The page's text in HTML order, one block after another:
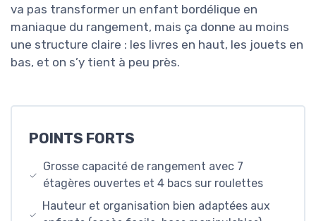
va pas transformer un enfant bordélique en
maniaque du rangement, mais ça donne au moins
une structure claire : les livres en haut, les jouets en
bas, et on s’y tient à peu près.
POINTS FORTS
Grosse capacité de rangement avec 7
étagères ouvertes et 4 bacs sur roulettes
Hauteur et organisation bien adaptées aux